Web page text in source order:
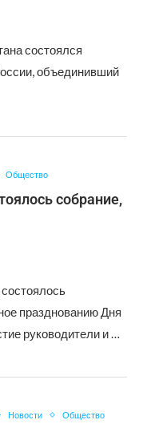
состоялся
объединивший
Общество
собрание,
празднованию Дня
руководители и …
Новости Общество